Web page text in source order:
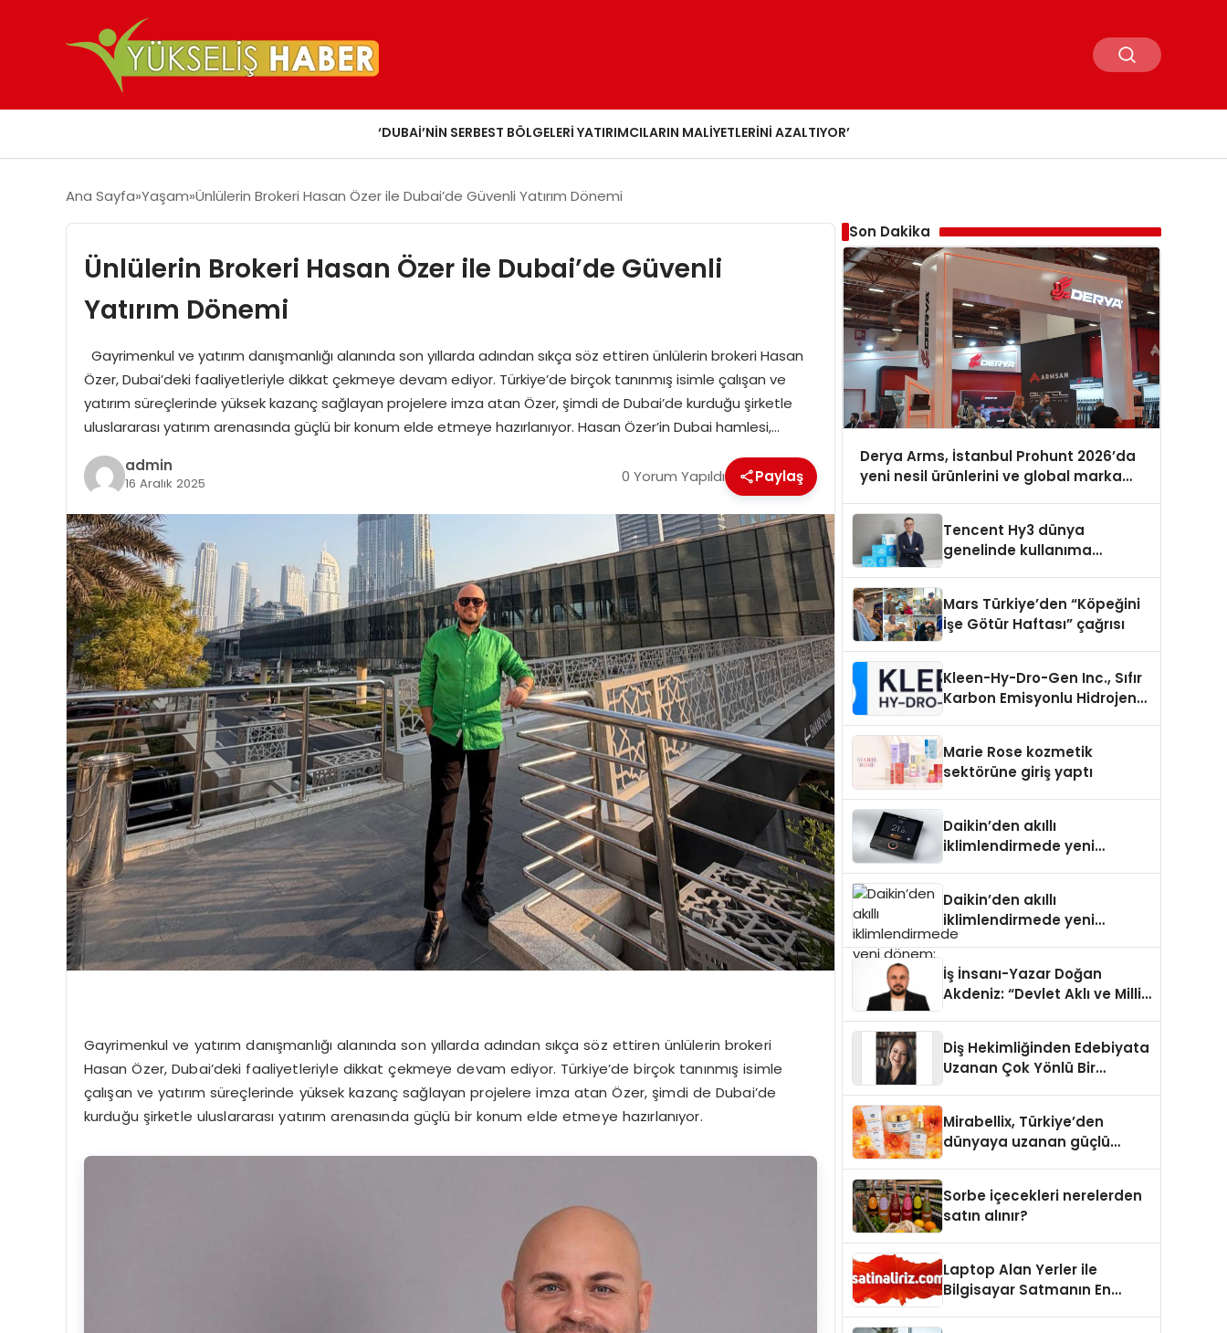
‘DUBAI’NIN SERBEST BÖLGELERI YATIRIMCILARIN MALIYETLERINI AZALTIYOR’
Ana Sayfa Yaşam Ünlülerin Brokeri Hasan Özer ile Dubai’de Güvenli Yatırım Dönemi
Ünlülerin Brokeri Hasan Özer ile Dubai’de Güvenli
Yatırım Dönemi
Gayrimenkul ve yatırım danışmanlığı alanında son yıllarda adından sıkça söz ettiren ünlülerin brokeri Hasan
Özer, Dubai’deki faaliyetleriyle dikkat çekmeye devam ediyor. Türkiye’de birçok tanınmış isimle çalışan ve
yatırım süreçlerinde yüksek kazanç sağlayan projelere imza atan Özer, şimdi de Dubai’de kurduğu şirketle
uluslararası yatırım arenasında güçlü bir konum elde etmeye hazırlanıyor. Hasan Özer’in Dubai hamlesi,…
admin
16 Aralık 2025 0 Yorum Yapıldı Paylaş
Gayrimenkul ve yatırım danışmanlığı alanında son yıllarda adından sıkça söz ettiren ünlülerin brokeri
Hasan Özer, Dubai’deki faaliyetleriyle dikkat çekmeye devam ediyor. Türkiye’de birçok tanınmış isimle
çalışan ve yatırım süreçlerinde yüksek kazanç sağlayan projelere imza atan Özer, şimdi de Dubai’de
kurduğu şirketle uluslararası yatırım arenasında güçlü bir konum elde etmeye hazırlanıyor.
Son Dakika
Derya Arms, İstanbul Prohunt 2026’da
yeni nesil ürünlerini ve global marka
Tencent Hy3 dünya
genelinde kullanıma
Mars Türkiye’den “Köpeğini
İşe Götür Haftası” çağrısı
Kleen-Hy-Dro-Gen Inc., Sıfır
Karbon Emisyonlu Hidrojen
Aldı
Marie Rose kozmetik
sektörüne giriş yaptı
Daikin’den akıllı
iklimlendirmede yeni
Daikin’den akıllı
iklimlendirmede yeni
dönem: Madoka Plus
İş İnsanı-Yazar Doğan
Akdeniz: “Devlet Aklı ve Milli
Diş Hekimliğinden Edebiyata
Uzanan Çok Yönlü Bir
Mirabellix, Türkiye’den
dünyaya uzanan güçlü
Sorbe içecekleri nerelerden
satın alınır?
Laptop Alan Yerler ile
Bilgisayar Satmanın En